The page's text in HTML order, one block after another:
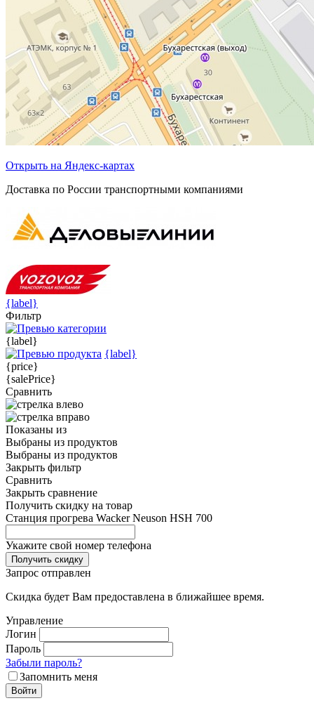
Открыть на Яндекс-картах
Доставка по России транспортными компаниями
{label}
Фильтр
{label}
{label}
{price}
{salePrice}
Сравнить
Показаны из
Выбраны из продуктов
Выбраны из продуктов
Закрыть фильтр
Сравнить
Закрыть сравнение
Получить скидку на товар
Станция прогрева Wacker Neuson HSH 700
Укажите свой номер телефона
Получить скидку
Запрос отправлен
Скидка будет Вам предоставлена в ближайшее время.
Управление
Логин
Пароль
Забыли пароль?
Запомнить меня